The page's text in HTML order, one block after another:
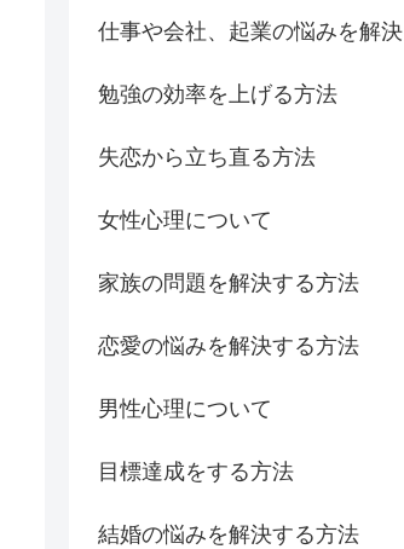
仕事や会社、起業の悩みを解決
勉強の効率を上げる方法
失恋から立ち直る方法
女性心理について
家族の問題を解決する方法
恋愛の悩みを解決する方法
男性心理について
目標達成をする方法
結婚の悩みを解決する方法